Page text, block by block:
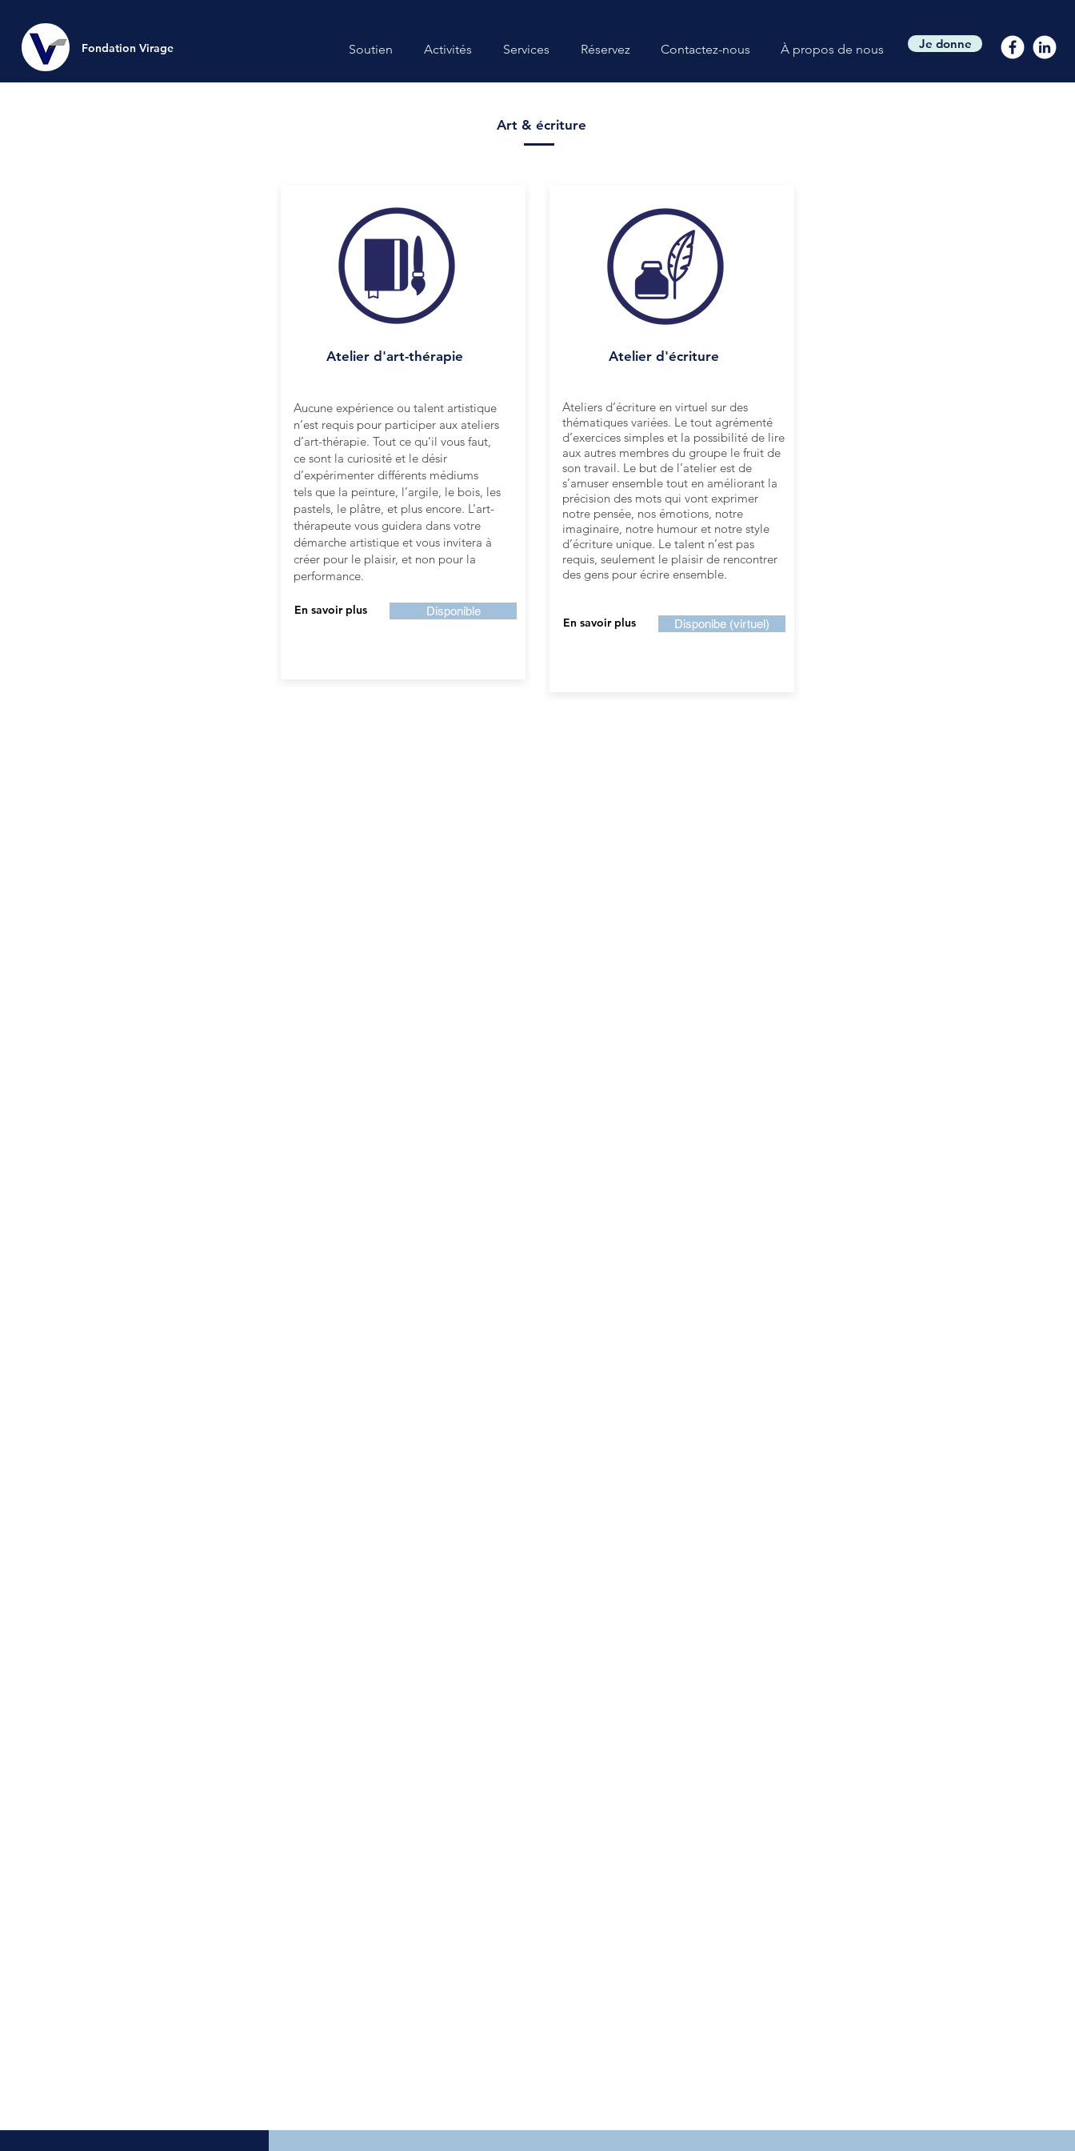
Fondation Virage Soutien Activités Services Réservez Contactez-nous À propos de nous Je donne
Art & écriture
Atelier d'art-thérapie
Aucune expérience ou talent artistique
n’est requis pour participer aux ateliers
d’art-thérapie. Tout ce qu’il vous faut,
ce sont la curiosité et le désir
d’expérimenter différents médiums
tels que la peinture, l’argile, le bois, les
pastels, le plâtre, et plus encore. L’art-
thérapeute vous guidera dans votre
démarche artistique et vous invitera à
créer pour le plaisir, et non pour la
performance.
En savoir plus Disponible
Atelier d'écriture
Ateliers d’écriture en virtuel sur des
thématiques variées. Le tout agrémenté
d’exercices simples et la possibilité de lire
aux autres membres du groupe le fruit de
son travail. Le but de l’atelier est de
s’amuser ensemble tout en améliorant la
précision des mots qui vont exprimer
notre pensée, nos émotions, notre
imaginaire, notre humour et notre style
d’écriture unique. Le talent n’est pas
requis, seulement le plaisir de rencontrer
des gens pour écrire ensemble.
En savoir plus Disponibe (virtuel)